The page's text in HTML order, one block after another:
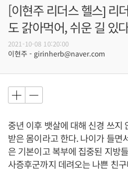
[이현주 리더스 헬스] 리
도 갉아먹어, 쉬운 길 있
2021-10-08 10:20:00
이현주 - girinherb@naver.com
중년 이후 뱃살에 대해 신경 쓰지
받은 몸이라고 한다. 나이가 들면
은 기본이고 복부에 집중된 지방
사증후군까지 데려오는 나쁜 친